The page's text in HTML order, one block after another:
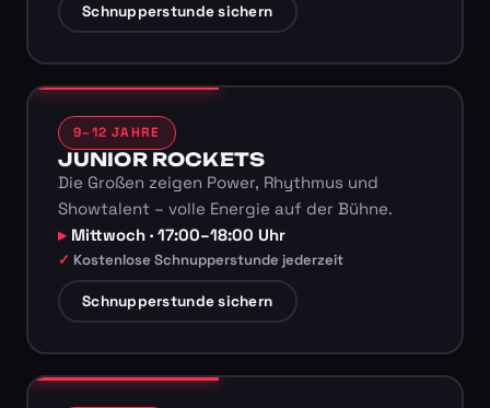
Schnupperstunde sichern
9–12 JAHRE
JUNIOR ROCKETS
Die Großen zeigen Power, Rhythmus und
Showtalent – volle Energie auf der Bühne.
Mittwoch · 17:00–18:00 Uhr
Kostenlose Schnupperstunde jederzeit
Schnupperstunde sichern